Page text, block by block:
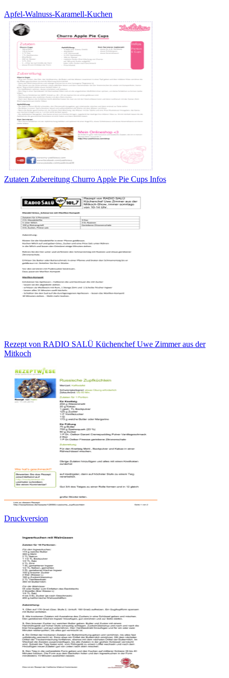
Apfel-Walnuss-Karamell-Kuchen
Zutaten Zubereitung Churro Apple Pie Cups Infos
Rezept von RADIO SALÜ Küchenchef Uwe Zimmer aus der
Mitkoch
Druckversion